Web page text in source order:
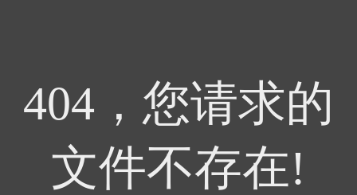
404，您请求的
文件不存在!